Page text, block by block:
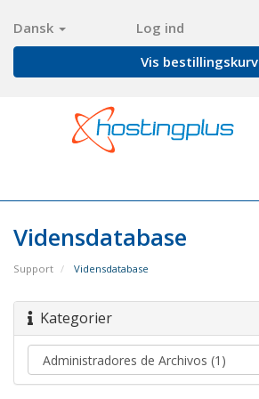
Dansk Log ind
Vis bestillingskurv
Vidensdatabase
Support Vidensdatabase
Kategorier